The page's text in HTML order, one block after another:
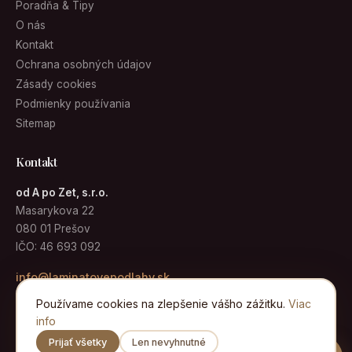
Používame cookies na zlepšenie vášho zážitku. Viac
info
Prijať všetky Len nevyhnutné
Poradňa & Tipy
O nás
Kontakt
Ochrana osobných údajov
Zásady cookies
Podmienky používania
Sitemap
Kontakt
od A po Zet, s.r.o.
Masarykova 22
080 01 Prešov
IČO: 46 693 092
info@laminatovepodlahy.sk
© 2026 Laminátové podlahy · od A po Zet, s.r.o. · Všetky práva